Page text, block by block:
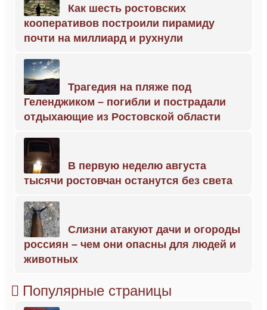
Как шесть ростовских
кооперативов построили пирамиду
почти на миллиард и рухнули
Трагедия на пляже под
Геленджиком – погибли и пострадали
отдыхающие из Ростовской области
В первую неделю августа
тысячи ростовчан останутся без света
Слизни атакуют дачи и огороды
россиян – чем они опасны для людей и
животных
Популярные страницы